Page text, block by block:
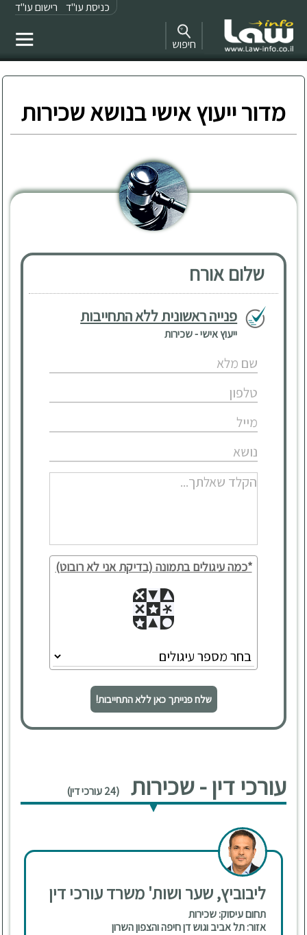
כניסת עו"ד רישום עו"ד
חיפוש
מדור ייעוץ אישי בנושא שכירות
שלום אורח
פנייה ראשונית ללא התחייבות
ייעוץ אישי - שכירות
*כמה עיגולים בתמונה (בדיקת אני לא רובוט)
שלח פנייתך כאן ללא התחייבות!
עורכי דין - שכירות (24 עורכי דין)
ליבוביץ, שער ושות' משרד עורכי דין
תחום עיסוק: שכירות
אזור: תל אביב וגוש דן חיפה והצפון השרון